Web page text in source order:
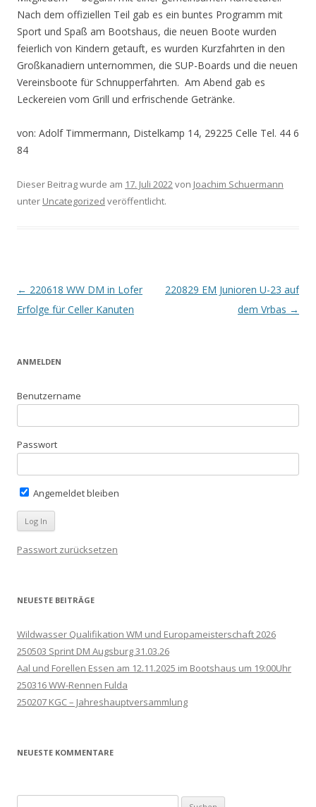
Nach dem offiziellen Teil gab es ein buntes Programm mit
Sport und Spaß am Bootshaus, die neuen Boote wurden
feierlich von Kindern getauft, es wurden Kurzfahrten in den
Großkanadiern unternommen, die SUP-Boards und die neuen
Vereinsboote für Schnupperfahrten. Am Abend gab es
Leckereien vom Grill und erfrischende Getränke.
von: Adolf Timmermann, Distelkamp 14, 29225 Celle Tel. 44 6
84
Dieser Beitrag wurde am 17. Juli 2022von Joachim Schuermann
unter Uncategorized veröffentlicht.
Beitrags-
Navigation
← 220618 WW DM in Lofer
Erfolge für Celler Kanuten
220829 EM Junioren U-23 auf
dem Vrbas →
ANMELDEN
Benutzername
Passwort
Angemeldet bleiben
Passwort zurücksetzen
NEUESTE BEITRÄGE
Wildwasser Qualifikation WM und Europameisterschaft 2026
250503 Sprint DM Augsburg 31.03.26
Aal und Forellen Essen am 12.11.2025 im Bootshaus um 19:00Uhr
250316 WW-Rennen Fulda
250207 KGC – Jahreshauptversammlung
NEUESTE KOMMENTARE